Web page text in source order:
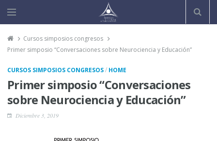
Cursos simposios congresos
Primer simposio “Conversaciones sobre Neurociencia y Educación”
CURSOS SIMPOSIOS CONGRESOS/ HOME
Primer simposio “Conversaciones
sobre Neurociencia y Educación”
Diciembre 3, 2019